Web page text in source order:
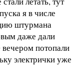
я в числе
штурмана
даже дали
потопали
электрички уже